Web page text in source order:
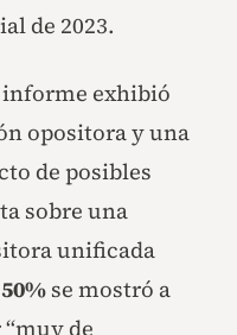
de 2023.
exhibió
opositora y una
de posibles
sobre una
unificada
50% se mostró a
de